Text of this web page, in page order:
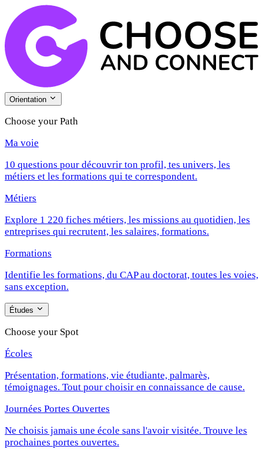
Orientation
Choose your Path
Ma voie
10 questions pour découvrir ton profil, tes univers, les
métiers et les formations qui te correspondent.
Métiers
Explore 1 220 fiches métiers, les missions au quotidien, les
entreprises qui recrutent, les salaires, formations.
Formations
Identifie les formations, du CAP au doctorat, toutes les voies,
sans exception.
Études
Choose your Spot
Écoles
Présentation, formations, vie étudiante, palmarès,
témoignages. Tout pour choisir en connaissance de cause.
Journées Portes Ouvertes
Ne choisis jamais une école sans l'avoir visitée. Trouve les
prochaines portes ouvertes.